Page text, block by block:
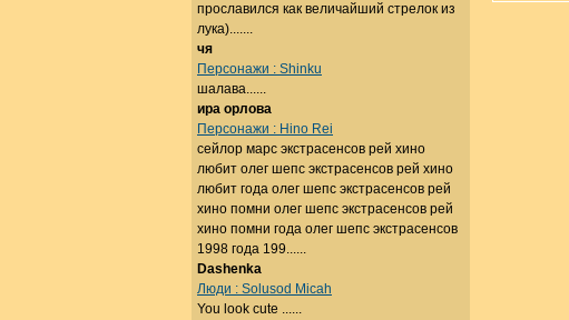
прославился как величайший стрелок из
лука).......
чя
Персонажи : Shinku
шалава......
ира орлова
Персонажи : Hino Rei
сейлор марс экстрасенсов рей хино
любит олег шепс экстрасенсов рей хино
любит года олег шепс экстрасенсов рей
хино помни олег шепс экстрасенсов рей
хино помни года олег шепс экстрасенсов
1998 года 199......
Dashenka
Люди : Solusod Micah
You look cute ......